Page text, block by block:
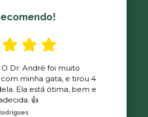
Dr. André foi muito
minha gata, e tirou 4
Ela está ótima, bem e
👍